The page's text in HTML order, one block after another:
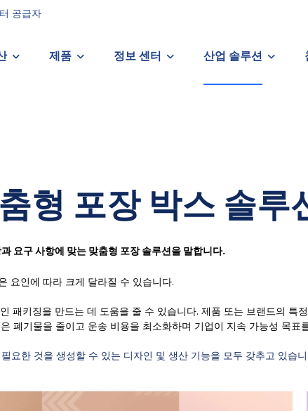
공급자
제품 정보 센터 산업 솔루션
형 포장 박스 솔루
요구 사항에 맞는 맞춤형 포장 솔루션을 말합니다.
요인에 따라 크게 달라질 수 있습니다.
패키징을 만드는 데 도움을 줄 수 있습니다. 제품 또는 브랜드의 특
폐기물을 줄이고 운송 비용을 최소화하며 기업이 지속 가능성 목표
한 것을 생성할 수 있는 디자인 및 생산 기능을 모두 갖추고 있습